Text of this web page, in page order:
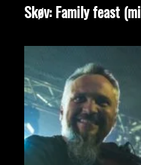
Skøv: Family feast